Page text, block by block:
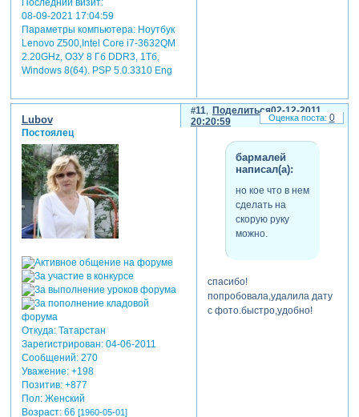
08-09-2021 17:04:59
Параметры компьютера:Ноутбук
Lenovo Z500,Intel Core i7-3632QM
2.20GHz, ОЗУ 8 Гб DDR3, 1Тб,
Windows 8(64). PSP 5.0.3310 Eng
Поделиться
11
02-12-2011
20:20:59
Lubov
Постоялец
Откуда:Татарстан
Зарегистрирован: 04-06-2011
Сообщений:270
Уважение: +198
Позитив: +877
Пол:Женский
Возраст:66 [1960-05-01]
бармалей
написал(а):
но кое что в нем
сделать на
скорую руку
можно.
спасибо!
попробовала,удалила дату
с фото.быстро,удобно!
0